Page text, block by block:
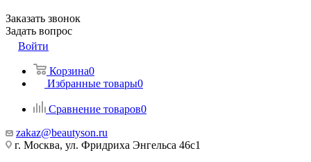
Заказать звонок
Задать вопрос
Войти
Корзина0
Избранные товары0
Сравнение товаров0
zakaz@beautyson.ru
г. Москва, ул. Фридриха Энгельса 46с1